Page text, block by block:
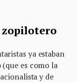
zopilotero
ya estaban
es como la
y de